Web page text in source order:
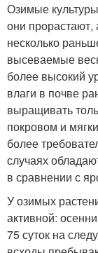
Озимые
они
несколько
высеваемые
более высокий
влаги в почве
выращивать
покровом и
более
случаях
в сравнении с
У озимых
активной:
75 суток на